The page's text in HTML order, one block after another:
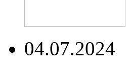
04.07.2024